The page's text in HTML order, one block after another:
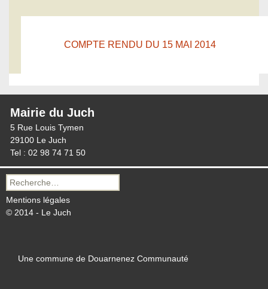
COMPTE RENDU DU 15 MAI 2014
Mairie du Juch
5 Rue Louis Tymen
29100 Le Juch
Tel : 02 98 74 71 50
Recherche
pour :
Mentions légales
© 2014 - Le Juch
Une commune de Douarnenez Communauté